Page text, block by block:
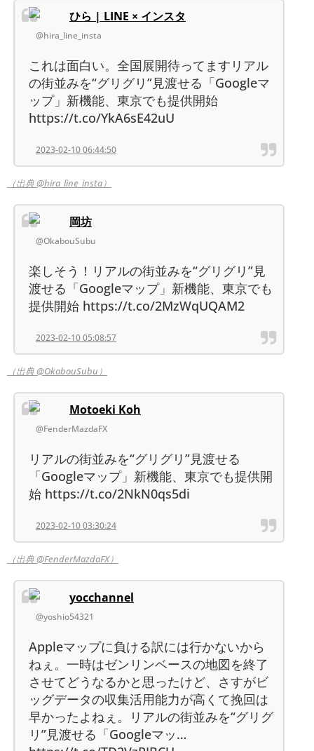
ひら | LINE × インスタ
@hira_line_insta
これは面白い。全国展開待ってますリアル
の街並みを“グリグリ”見渡せる「Googleマ
ップ」新機能、東京でも提供開始
https://t.co/YkA6sE42uU
2023-02-10 06:44:50
（出典 @hira_line_insta）
岡坊
@OkabouSubu
楽しそう！リアルの街並みを“グリグリ”見
渡せる「Googleマップ」新機能、東京でも
提供開始 https://t.co/2MzWqUQAM2
2023-02-10 05:08:57
（出典 @OkabouSubu）
Motoeki Koh
@FenderMazdaFX
リアルの街並みを“グリグリ”見渡せる
「Googleマップ」新機能、東京でも提供開
始 https://t.co/2NkN0qs5di
2023-02-10 03:30:24
（出典 @FenderMazdaFX）
yocchannel
@yoshio54321
Appleマップに負ける訳には行かないから
ねぇ。一時はゼンリンベースの地図を終了
させてどうなるかと思ったけど、さすがビ
ッグデータの収集活用能力が高くて挽回は
早かったよねぇ。リアルの街並みを“グリグ
リ”見渡せる「Googleマッ…